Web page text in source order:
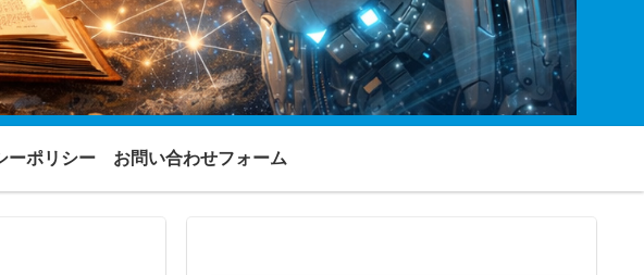
ーポリシー お問い合わせフォーム